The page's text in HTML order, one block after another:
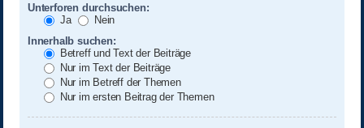
Unterforen durchsuchen:
Ja
Nein
Innerhalb suchen:
Betreff und Text der Beiträge
Nur im Text der Beiträge
Nur im Betreff der Themen
Nur im ersten Beitrag der Themen